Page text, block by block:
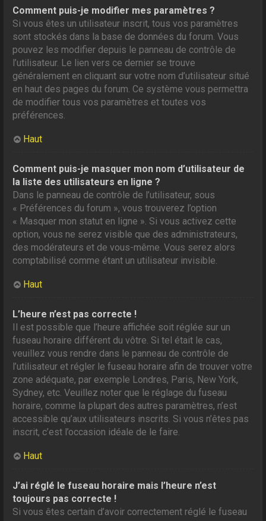
Comment puis-je modifier mes paramètres ?
Si vous êtes un utilisateur inscrit, tous vos paramètres
sont stockés dans la base de données du forum. Vous
pouvez les modifier depuis le panneau de contrôle de
l’utilisateur. Le lien vers ce dernier se trouve
généralement en cliquant sur votre nom d’utilisateur situé
en haut des pages du forum. Ce système vous permettra
de modifier tous vos paramètres et toutes vos
préférences.
Haut
Comment puis-je masquer mon nom d’utilisateur de
la liste des utilisateurs en ligne ?
Dans le panneau de contrôle de l’utilisateur, sous
« Préférences du forum », vous trouverez l’option
« Masquer mon statut en ligne ». Si vous activez cette
option, vous ne serez visible que des administrateurs,
des modérateurs et de vous-même. Vous serez alors
comptabilisé comme étant un utilisateur invisible.
Haut
L’heure n’est pas correcte !
Il est possible que l’heure affichée soit réglée sur un
fuseau horaire différent du vôtre. Si tel était le cas,
veuillez vous rendre dans le panneau de contrôle de
l’utilisateur et régler le fuseau horaire afin de trouver votre
zone adéquate, par exemple Londres, Paris, New York,
Sydney, etc. Veuillez noter que le réglage du fuseau
horaire, comme la plupart des autres paramètres, n’est
accessible qu’aux utilisateurs inscrits. Si vous n’êtes pas
inscrit, c’est l’occasion idéale de le faire.
Haut
J’ai réglé le fuseau horaire mais l’heure n’est
toujours pas correcte !
Si vous êtes certain d’avoir correctement réglé le fuseau